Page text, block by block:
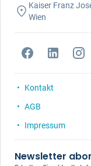
Kaiser Franz
Wien
Kontakt
AGB
Impressum
Newsletter